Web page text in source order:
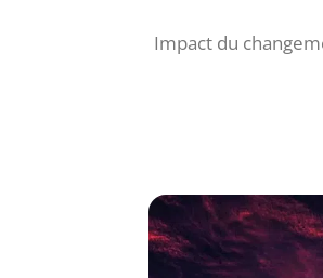
Impact du